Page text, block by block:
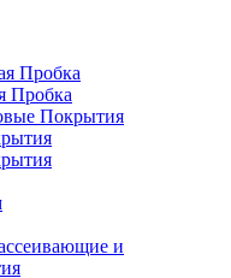
Пробка
Пробка
Покрытия
и